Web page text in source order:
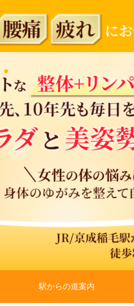
駅からの道案内